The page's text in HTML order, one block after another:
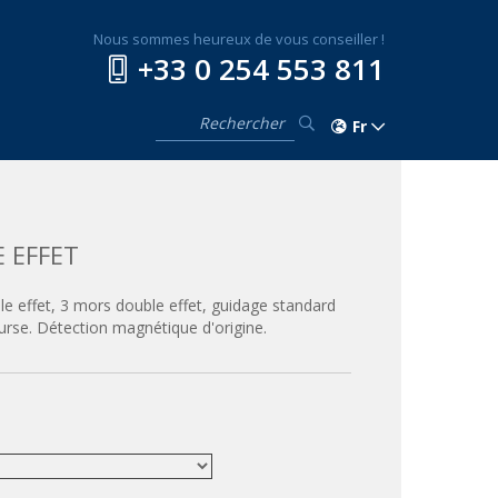
Nous sommes heureux de vous conseiller !
+33 0 254 553 811
Fr
EFFET
effet, 3 mors double effet, guidage standard
Détection magnétique d'origine.